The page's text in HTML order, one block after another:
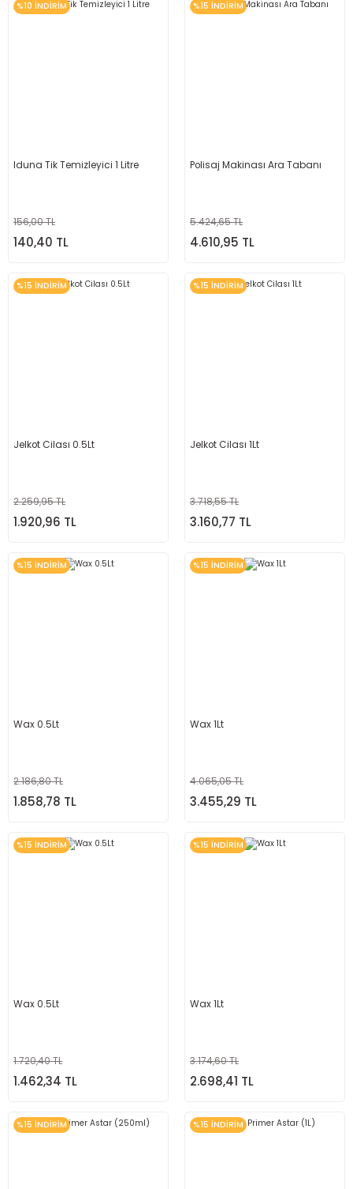
%10 İNDİRİM
Iduna Tik Temizleyici 1 Litre
156,00 TL
140,40 TL
%15 İNDİRİM
Polisaj Makinası Ara Tabanı
5.424,65 TL
4.610,95 TL
%15 İNDİRİM
Jelkot Cilası 0.5Lt
2.259,95 TL
1.920,96 TL
%15 İNDİRİM
Jelkot Cilası 1Lt
3.718,55 TL
3.160,77 TL
%15 İNDİRİM
Wax 0.5Lt
2.186,80 TL
1.858,78 TL
%15 İNDİRİM
Wax 1Lt
4.065,05 TL
3.455,29 TL
%15 İNDİRİM
Wax 0.5Lt
1.720,40 TL
1.462,34 TL
%15 İNDİRİM
Wax 1Lt
3.174,60 TL
2.698,41 TL
%15 İNDİRİM %15 İNDİRİM